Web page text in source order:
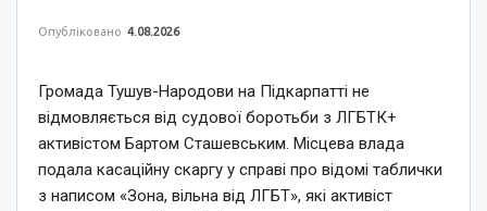
Опубліковано 4.08.2026
Громада Тушув-Народови на Підкарпатті не
відмовляється від судової боротьби з ЛГБТК+
активістом Бартом Сташевським. Місцева влада
подала касаційну скаргу у справі про відомі таблички
з написом «Зона, вільна від ЛГБТ», які активіст